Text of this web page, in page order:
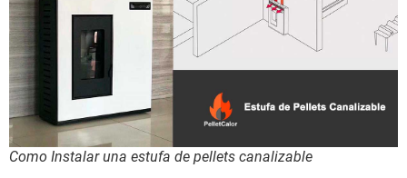
Como Instalar una estufa de pellets canalizable